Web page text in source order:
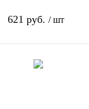
621 руб. / шт